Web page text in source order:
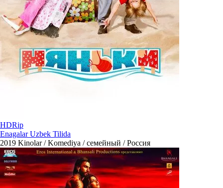
HDRip
Enagalar Uzbek Tilida
2019 Kinolar / Komediya / семейный / Россия